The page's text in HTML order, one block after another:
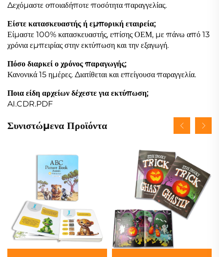
Δεχόμαστε οποιαδήποτε ποσότητα παραγγελίας.
Είστε κατασκευαστής ή εμπορική εταιρεία;
Είμαστε 100% κατασκευαστής, επίσης ΟΕΜ, με πάνω από 13
χρόνια εμπειρίας στην εκτύπωση και την εξαγωγή.
Πόσο διαρκεί ο χρόνος παραγωγής;
Κανονικά 15 ημέρες. Διατίθεται και επείγουσα παραγγελία.
Ποια είδη αρχείων δέχεστε για εκτύπωση;
AI.CDR.PDF
Συνιστώμενα Προϊόντα